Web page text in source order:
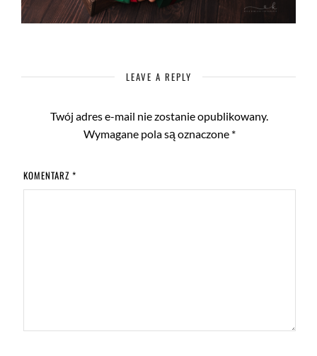
LEAVE A REPLY
Twój adres e-mail nie zostanie opublikowany.
Wymagane pola są oznaczone *
KOMENTARZ *